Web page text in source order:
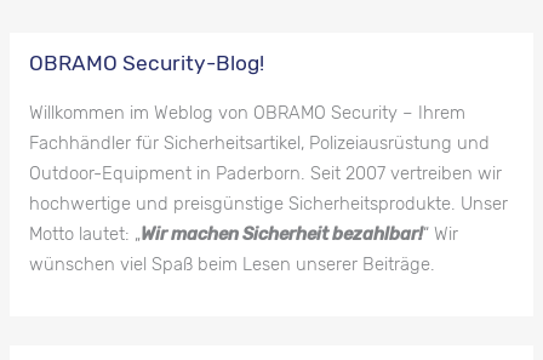
OBRAMO Security-Blog!
Willkommen im Weblog von OBRAMO Security – Ihrem
Fachhändler für Sicherheitsartikel, Polizeiausrüstung und
Outdoor-Equipment in Paderborn. Seit 2007 vertreiben wir
hochwertige und preisgünstige Sicherheitsprodukte. Unser
Motto lautet: „Wir machen Sicherheit bezahlbar!“ Wir
wünschen viel Spaß beim Lesen unserer Beiträge.